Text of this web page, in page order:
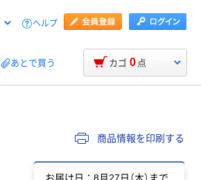
ヘルプ
あとで買う カゴ 0 点
商品情報を印刷する